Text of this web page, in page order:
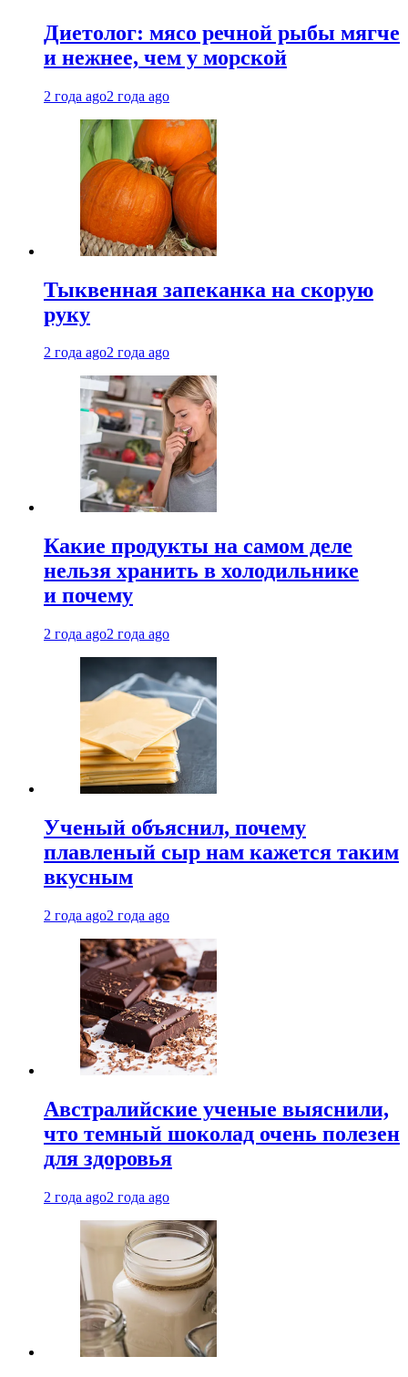
Диетолог: мясо речной рыбы мягче
и нежнее, чем у морской
2 года ago2 года ago
Тыквенная запеканка на скорую
руку
2 года ago2 года ago
Какие продукты на самом деле
нельзя хранить в холодильнике
и почему
2 года ago2 года ago
Ученый объяснил, почему
плавленый сыр нам кажется таким
вкусным
2 года ago2 года ago
Австралийские ученые выяснили,
что темный шоколад очень полезен
для здоровья
2 года ago2 года ago